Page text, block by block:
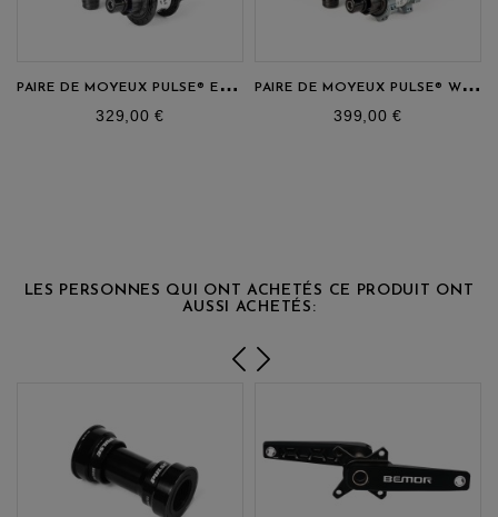
P
AIRE DE MOYEUX PULSE® ELITE V3
prix
329,00 €
P
AIRE DE MOYEUX PULSE® WCS V2
prix
399,00 €
LES PERSONNES QUI ONT ACHETÉS CE PRODUIT ONT
AUSSI ACHETÉS: